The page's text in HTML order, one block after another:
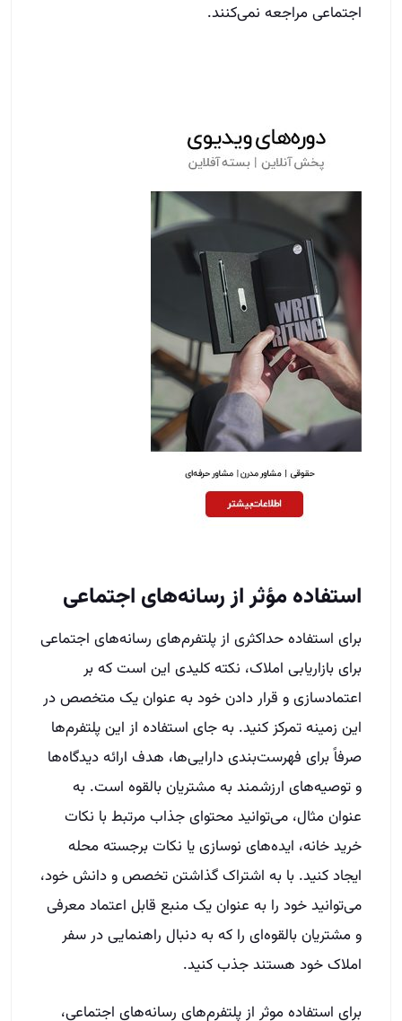
اجتماعی مراجعه نمی‌کنند.
استفاده مؤثر از رسانه‌های اجتماعی
برای استفاده حداکثری از پلتفرم‌های رسانه‌های اجتماعی
برای بازاریابی املاک، نکته کلیدی این است که بر
اعتمادسازی و قرار دادن خود به عنوان یک متخصص در
این زمینه تمرکز کنید. به جای استفاده از این پلتفرم‌ها
صرفاً برای فهرست‌بندی دارایی‌ها، هدف ارائه دیدگاه‌ها
و توصیه‌های ارزشمند به مشتریان بالقوه است. به
عنوان مثال، می‌توانید محتوای جذاب مرتبط با نکات
خرید خانه، ایده‌های نوسازی یا نکات برجسته محله
ایجاد کنید. با به اشتراک گذاشتن تخصص و دانش خود،
می‌توانید خود را به عنوان یک منبع قابل اعتماد معرفی
و مشتریان بالقوه‌ای را که به دنبال راهنمایی در سفر
املاک خود هستند جذب کنید.
برای استفاده موثر از پلتفرم‌های رسانه‌های اجتماعی،